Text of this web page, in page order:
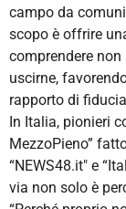
campo da
scopo è offrire
comprendere
uscirne,
rapporto di
In Italia, pionieri
MezzoPieno”
“NEWS48.it" e
via non solo è